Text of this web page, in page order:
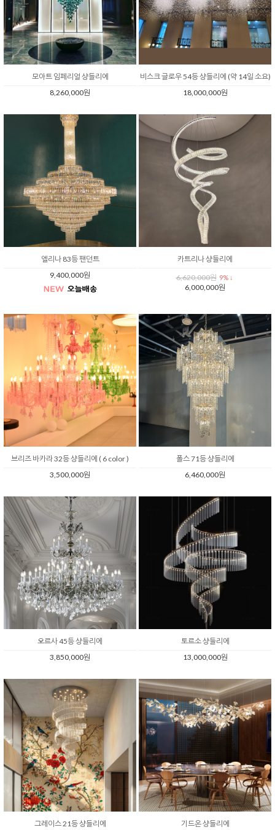
모아트 임페리얼 샹들리에
8,260,000원
비스크 글로우 54등 샹들리에 (약 14일 소요)
18,000,000원
엘리나 83등 팬던트
9,400,000원
카트리나 샹들리에
6,620,000원 9% ↓
6,000,000원
브리즈 바카라 32등 샹들리에 ( 6 color )
3,500,000원
폴스 71등 샹들리에
6,460,000원
오르사 45등 샹들리에
3,850,000원
토르소 샹들리에
13,000,000원
그레이스 21등 샹들리에
기드온 샹들리에